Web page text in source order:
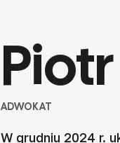
ADWOKAT
W grudniu 2024 r.